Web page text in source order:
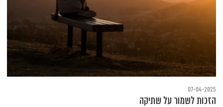
07-04-2025
הזכות לשמור על שתיקה